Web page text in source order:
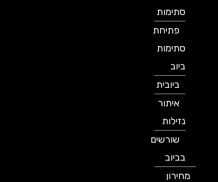
סתימות
פתיחת
סתימות
ביובית
איתור
נזילות
שורשים
בביוב
מחירון